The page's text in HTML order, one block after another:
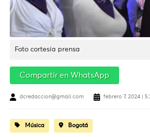
Foto cortesía prensa
Compartir en WhatsApp
dcredaccion@gmail.com febrero 7, 2024 |
Música Bogotá